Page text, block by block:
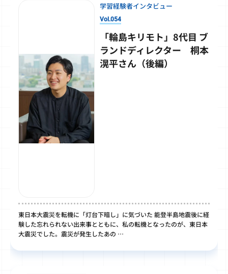
学習経験者インタビュー
Vol.054
「輪島キリモト」8代目 ブ
ランドディレクター 桐本
滉平さん（後編）
東日本大震災を転機に「灯台下暗し」に気づいた 能登半島地震後に経
験した忘れられない出来事とともに、私の転機となったのが、東日本
大震災でした。震災が発生したあの …